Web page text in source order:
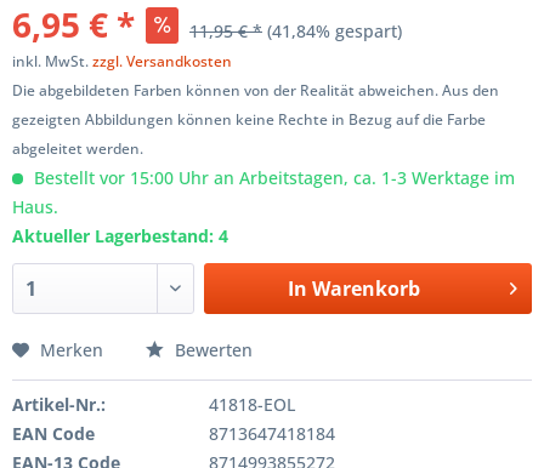
6,95 € * 11,95 € * (41,84% gespart)
inkl. MwSt.zzgl. Versandkosten
Die abgebildeten Farben können von der Realität abweichen. Aus den
gezeigten Abbildungen können keine Rechte in Bezug auf die Farbe
abgeleitet werden.
Bestellt vor 15:00 Uhr an Arbeitstagen, ca. 1-3 Werktage im
Haus.
Aktueller Lagerbestand: 4
In Warenkorb
Merken Bewerten
Artikel-Nr.:
41818-EOL
EAN Code
8713647418184
EAN-13 Code
8714993855272